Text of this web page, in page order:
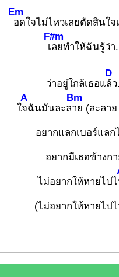
Em
อดใจไม่ไหวเลยตัดสินใจ
เ
F#m
ลยทำให้ฉันรู้ว่า
ว่าอยู่ใกล้เธอแ
D
ล้
ใ
A
จฉันมันละล
Bm
าย (ละลา
อยากแลกเบอร์แลก
อยากมีเธอข้างก
ไม่อยากให้หายไปไ
(ไม่อยากให้หายไป